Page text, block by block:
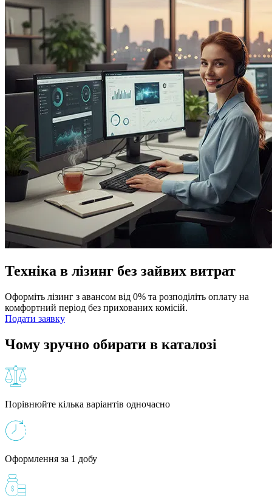
Техніка в лізинг без зайвих витрат
Оформіть лізинг з авансом від 0% та розподіліть оплату на
комфортний період без прихованих комісій.
Подати заявку
Чому зручно обирати в каталозі
Порівнюйте кілька варіантів одночасно
Оформлення за 1 добу